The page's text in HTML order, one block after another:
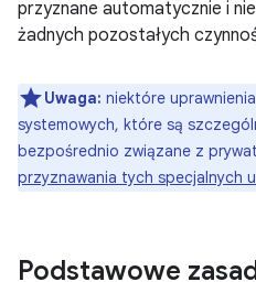
przyznane automatycznie i
żadnych pozostałych
Uwaga: niektóre
systemowych, które są
bezpośrednio związane z
przyznawania tych specjalnych
Podstawowe